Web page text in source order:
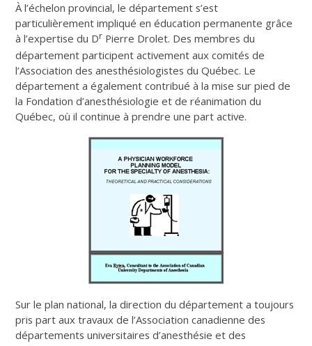
À l’échelon provincial, le département s’est
particulièrement impliqué en éducation permanente grâce
à l’expertise du Dr Pierre Drolet. Des membres du
département participent activement aux comités de
l’Association des anesthésiologistes du Québec. Le
département a également contribué à la mise sur pied de
la Fondation d’anesthésiologie et de réanimation du
Québec, où il continue à prendre une part active.
Sur le plan national, la direction du département a toujours
pris part aux travaux de l’Association canadienne des
départements universitaires d’anesthésie et des